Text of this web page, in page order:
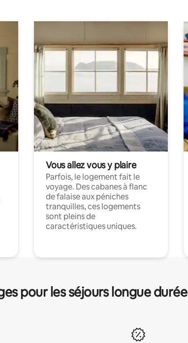
Vous allez vous y plaire
Parfois, le logement fait le
voyage. Des cabanes à flanc
de falaise aux péniches
tranquilles, ces logements
sont pleins de
caractéristiques uniques.
pour les séjours longue durée